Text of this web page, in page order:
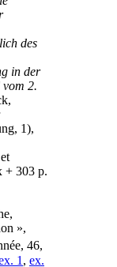
des
in der
2.
1),
+ 303 p.
»,
46,
1 , ex.